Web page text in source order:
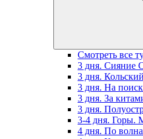
Смотреть все
3 дня. Сияние
3 дня.
3 дня. На
3 дня. За
3 дня.
3-4 дня. Горы.
4 дня. По